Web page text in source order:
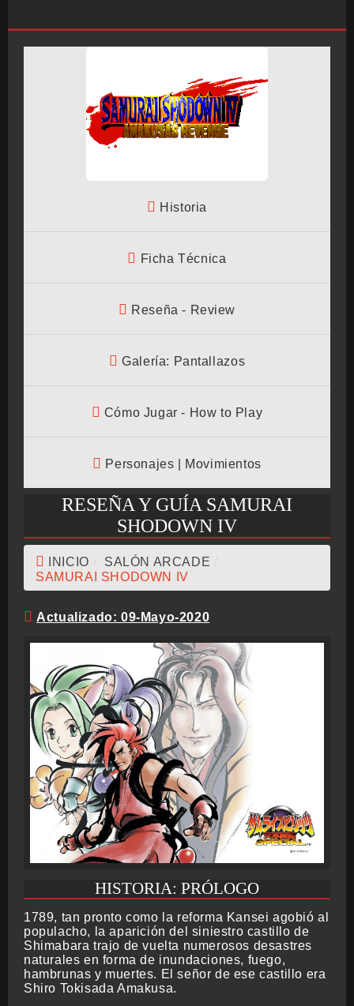
SALÓN ARCADE
GALERÍAS
ARCADE STICK
GUÍA BÁSICA
TIER LIST
BMG-OST
Historia
Ficha Técnica
Reseña - Review
Galería: Pantallazos
Cómo Jugar - How to Play
Personajes | Movimientos
RESEÑA Y GUÍA SAMURAI
SHODOWN IV
INICIO SALÓN ARCADE
SAMURAI SHODOWN IV
Actualizado: 09-Mayo-2020
HISTORIA: PRÓLOGO
1789, tan pronto como la reforma Kansei agobió al
populacho, la aparición del siniestro castillo de
Shimabara trajo de vuelta numerosos desastres
naturales en forma de inundaciones, fuego,
hambrunas y muertes. El señor de ese castillo era
Shiro Tokisada Amakusa.